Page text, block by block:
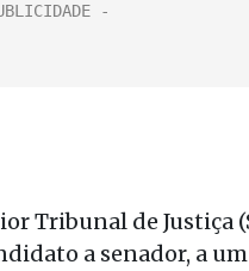
Tribunal de Justiça
a senador, a